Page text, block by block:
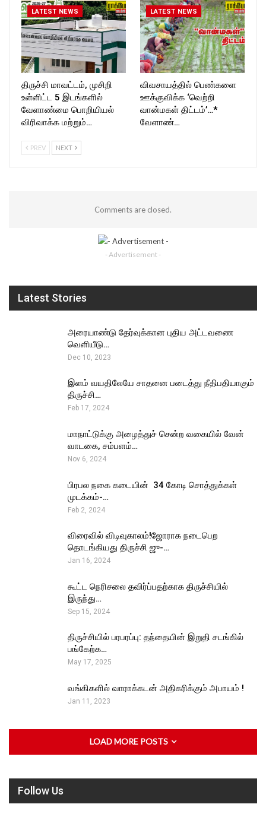
LATEST NEWS
திருச்சி மாவட்டம், முசிறி
உள்ளிட்ட 5 இடங்களில்
வேளாண்மை பொறியியல்
விரிவாக்க மற்றும்…
LATEST NEWS
விவசாயத்தில் பெண்களை
ஊக்குவிக்க ‘வெற்றி
வான்மகள் திட்டம்’…*
வேளாண்…
PREV NEXT
Comments are closed.
- Advertisement -
Latest Stories
அரையாண்டு தேர்வுக்கான புதிய அட்டவணை
வெளியீடு…
Dec 10, 2023
இளம் வயதிலேயே சாதனை படைத்து நீதிபதியாகும்
திருச்சி…
Feb 17, 2024
மாநாட்டுக்கு அழைத்துச் சென்ற வகையில் வேன்
வாடகை, சம்பளம்…
Nov 6, 2024
பிரபல நகை கடையின் ₹ 34 கோடி சொத்துக்கள்
முடக்கம்-…
Feb 2, 2024
விரைவில் விடிவுகாலம்!ஜோராக நடைபெற
தொடங்கியது திருச்சி ஜு-…
Jan 16, 2024
கூட்ட நெரிசலை தவிர்ப்பதற்காக திருச்சியில்
இருந்து…
Sep 15, 2024
திருச்சியில் பரபரப்பு: தந்தையின் இறுதி சடங்கில்
பங்கேற்க…
May 17, 2025
வங்கிகளில் வாராக்கடன் அதிகரிக்கும் அபாயம் !
Jan 11, 2023
LOAD MORE POSTS
Follow Us